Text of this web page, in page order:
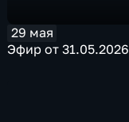
29 мая
Эфир от 31.05.2026